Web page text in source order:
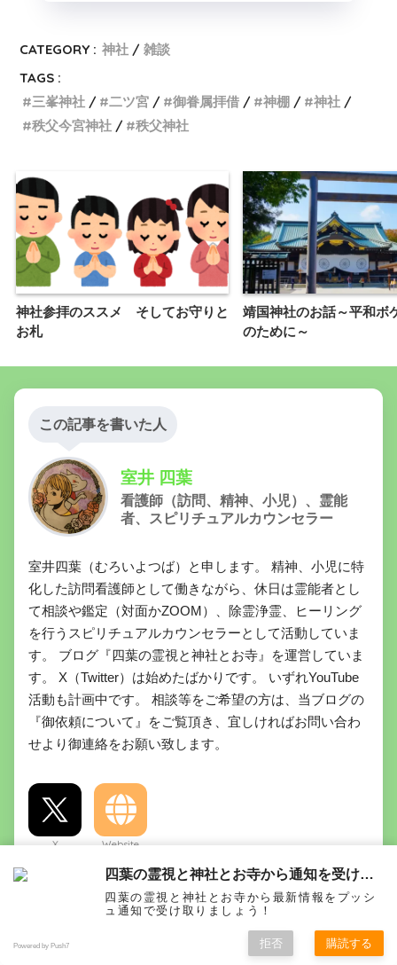
CATEGORY : 神社
雑談
TAGS :
三峯神社
二ツ宮 御眷属拝借 神棚
神社
秩父今宮神社
秩父神社
神社参拝のススメ そしてお守りと
お札
靖国神社のお話～平和ボ
のために～
この記事を書いた人
室井 四葉
看護師（訪問、精神、小児）、霊能
者、スピリチュアルカウンセラー
室井四葉（むろいよつば）と申します。 精神、小児に特
化した訪問看護師として働きながら、休日は霊能者とし
て相談や鑑定（対面かZOOM）、除霊浄霊、ヒーリング
を行うスピリチュアルカウンセラーとして活動していま
す。 ブログ『四葉の霊視と神社とお寺』を運営していま
す。 X（Twitter）は始めたばかりです。 いずれYouTube
活動も計画中です。 相談等をご希望の方は、当ブログの
『御依頼について』をご覧頂き、宜しければお問い合わ
せより御連絡をお願い致します。
X Website
COMMENTS
お問い合わせ プライバシーポリシー
四葉の霊視と神社とお寺から通知を受け取る
四葉の霊視と神社とお寺から最新情報をプッシ
ュ通知で受け取りましょう！
Powered by Push7 拒否 購読する